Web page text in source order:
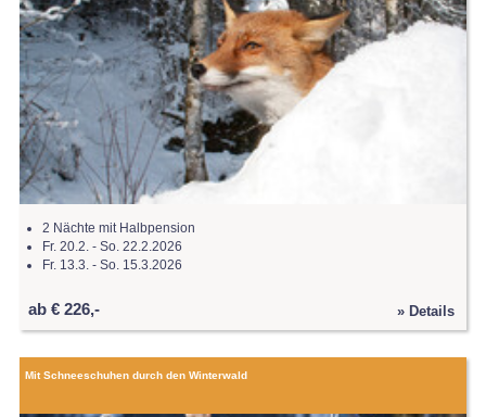
2 Nächte mit Halbpension
Fr. 20.2. - So. 22.2.2026
Fr. 13.3. - So. 15.3.2026
ab € 226,- » Details
Mit Schneeschuhen durch den Winterwald